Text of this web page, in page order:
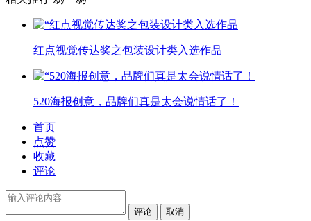
红点视觉传达奖之包装设计类入选作品
520海报创意，品牌们真是太会说情话了！
首页
点赞
收藏
评论
评论 取消